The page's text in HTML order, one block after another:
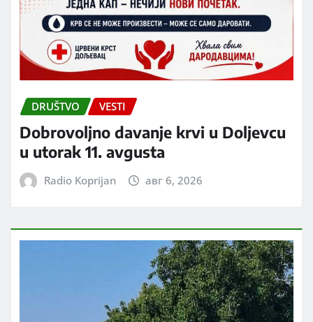
DRUŠTVO VESTI
Dobrovoljno davanje krvi u Doljevcu
u utorak 11. avgusta
Radio Koprijan авг 6, 2026